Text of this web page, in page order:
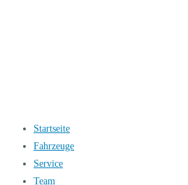
Startseite
Fahrzeuge
Service
Team